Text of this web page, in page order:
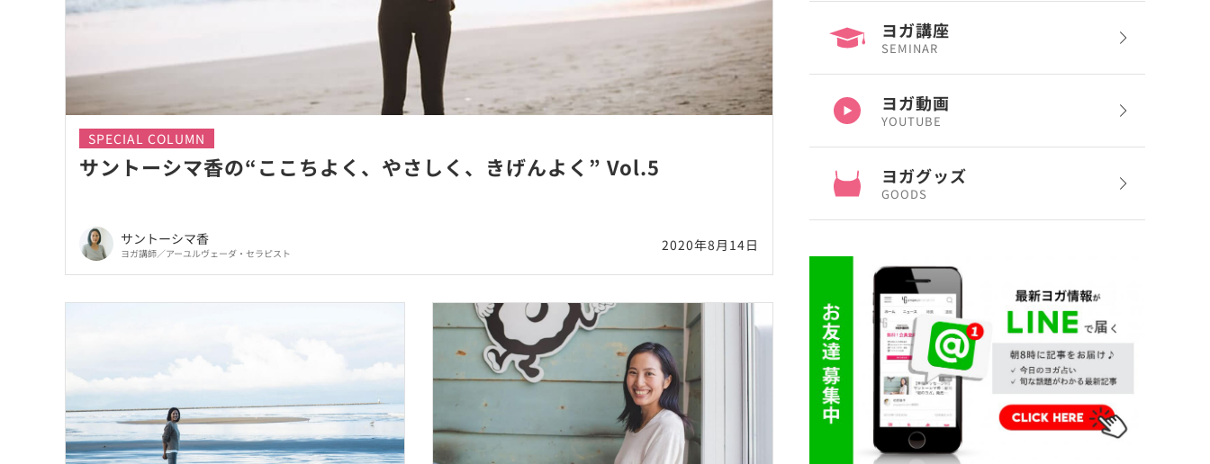
SPECIAL COLUMN
サントーシマ香の“ここちよく、やさしく、きげんよく” Vol.5
サントーシマ香
ヨガ講師／アーユルヴェーダ・セラピスト 2020年8月14日
ヨガ講座
SEMINAR
ヨガ動画
YOUTUBE
ヨガグッズ
GOODS